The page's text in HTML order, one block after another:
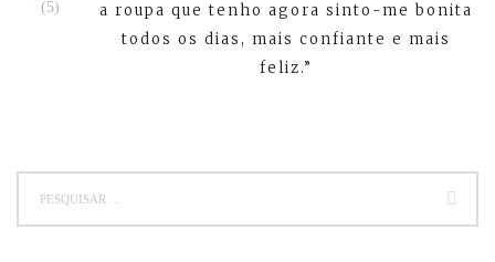
a roupa que tenho agora sinto-me bonita
todos os dias, mais confiante e mais
feliz.”